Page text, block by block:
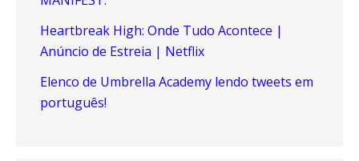
Heartbreak High: Onde Tudo Acontece |
Anúncio de Estreia | Netflix
Elenco de Umbrella Academy lendo tweets em
português!